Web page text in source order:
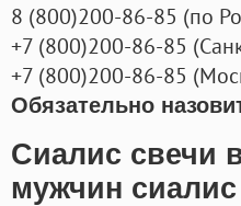
8 (800)200-86-85 (по
+7 (800)200-86-85 (
+7 (800)200-86-85 (
Обязательно
Сиалис свечи
мужчин